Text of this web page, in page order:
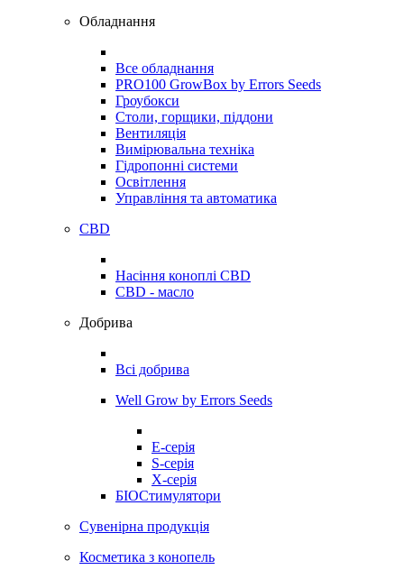
Обладнання
Все обладнання
PRO100 GrowBox by Errors Seeds
Гроубокси
Столи, горщики, піддони
Вентиляція
Вимірювальна техніка
Гідропонні системи
Освітлення
Управління та автоматика
CBD
Насіння коноплі CBD
CBD - масло
Добрива
Всі добрива
Well Grow by Errors Seeds
E-серія
S-серія
X-серія
БІОСтимулятори
Сувенірна продукція
Косметика з конопель